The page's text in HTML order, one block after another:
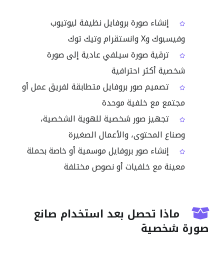
إنشاء صورة بروفايل نظيفة ليوتيوب
وفيسبوك وX وانستقرام وتيك توك
ترقية صورة سيلفي عادية إلى صورة
شخصية أكثر احترافية
تصميم صور بروفايل متطابقة لفريق عمل أو
مجتمع مع خلفية موحدة
تجهيز صور شخصية للهوية الشخصية،
وصناع المحتوى، والأعمال الصغيرة
إنشاء صور بروفايل موسمية أو خاصة بحملة
معينة مع خلفيات أو نصوص مختلفة
ماذا تحصل بعد استخدام صانع
صورة شخصية